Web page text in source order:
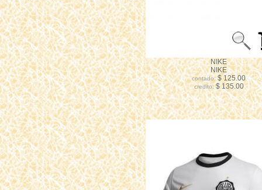
NIKE
NIKE
contado:$ 125.00
credito:$ 135.00